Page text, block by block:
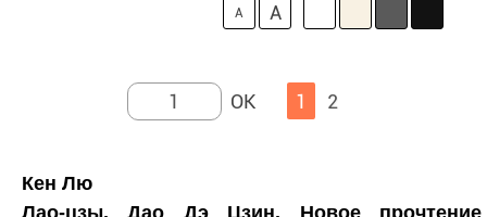
A A
1 2
Кен Лю
Лао-цзы. Дао Дэ Цзин. Новое прочтение